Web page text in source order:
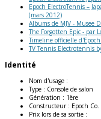
Epoch ElectroTennis –
(mars 2012)
Albums de MJV - Musee
The Forgotten Epic - par
Timeline officielle
TV Tennis Electrotennis
Identité
Nom d'usage :
Type : Console de salon
Génération : 1ère
Constructeur : Epoch Co.
Prix lors de sa sortie :